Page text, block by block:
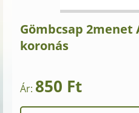
Gömbcsap 2menet
koronás
Ár: 850 Ft